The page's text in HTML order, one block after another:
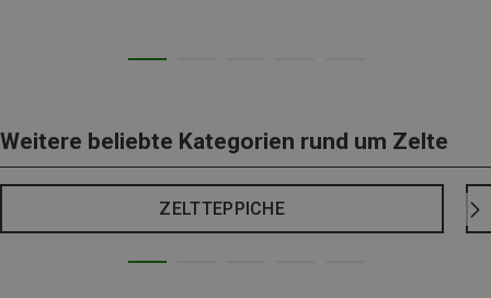
Weitere beliebte Kategorien rund um Zelte
ZELTTEPPICHE